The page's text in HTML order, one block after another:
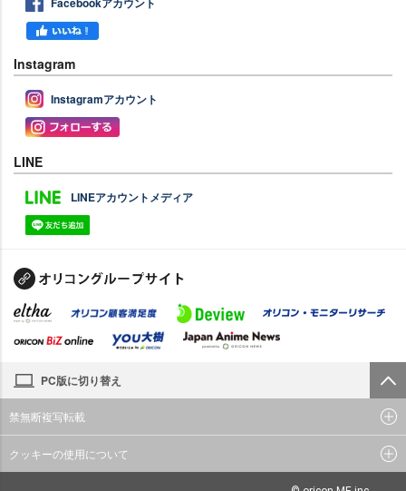
Instagram
Instagramアカウント
LINE
LINEアカウントメディア
PC版に切り替え
禁無断複写転載
クッキーの使用について